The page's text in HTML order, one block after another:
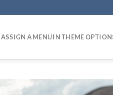
ASSIGN A MENU IN THEME